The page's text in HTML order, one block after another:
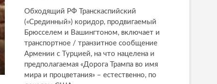
Обходящий РФ Транскаспийский
(«Срединный») коридор, продвигаемый
Брюсселем и Вашингтоном, включает и
транспортное / транзитное сообщение
Армении с Турцией, на что нацелена и
предполагаемая «Дорога Трампа во имя
мира и процветания» – естественно, по